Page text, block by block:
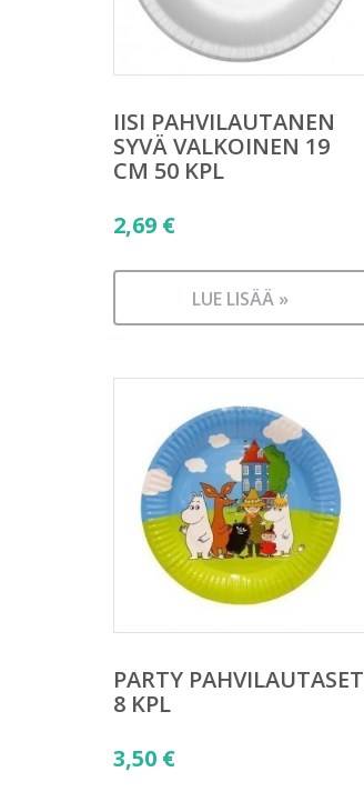
IISI PAHVILAUTANEN
SYVÄ VALKOINEN 19
CM 50 KPL
2,69 €
LUE LISÄÄ »
PARTY PAHVILAUTASET
8 KPL
3,50 €